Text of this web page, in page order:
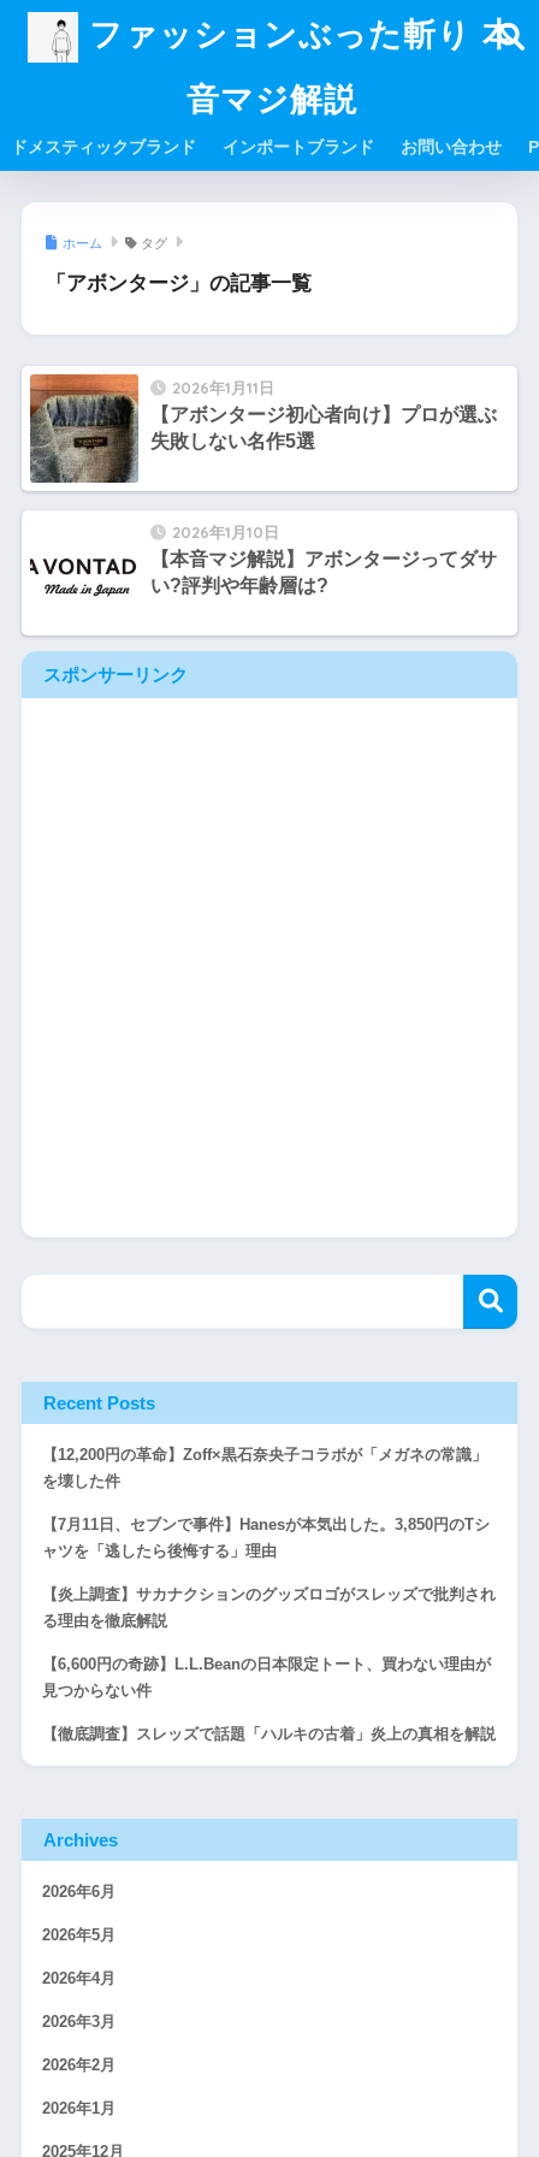
ファッションぶった斬り 本
音マジ解説
ドメスティックブランド インポートブランド お問い合わせ
ホーム タグ
「アボンタージ」の記事一覧
2026年1月11日
【アボンタージ初心者向け】プロが選ぶ
失敗しない名作5選
2026年1月10日
【本音マジ解説】アボンタージってダサ
い?評判や年齢層は?
スポンサーリンク
Recent Posts
【12,200円の革命】Zoff×黒石奈央子コラボが「メガネの常識」
を壊した件
【7月11日、セブンで事件】Hanesが本気出した。3,850円のTシ
ャツを「逃したら後悔する」理由
【炎上調査】サカナクションのグッズロゴがスレッズで批判され
る理由を徹底解説
【6,600円の奇跡】L.L.Beanの日本限定トート、買わない理由が
見つからない件
【徹底調査】スレッズで話題「ハルキの古着」炎上の真相を解説
Archives
2026年6月
2026年5月
2026年4月
2026年3月
2026年2月
2026年1月
2025年12月